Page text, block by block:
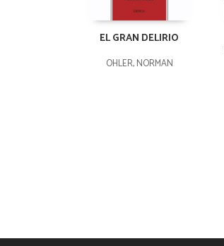
EL GRAN DELIRIO
OHLER, NORMAN